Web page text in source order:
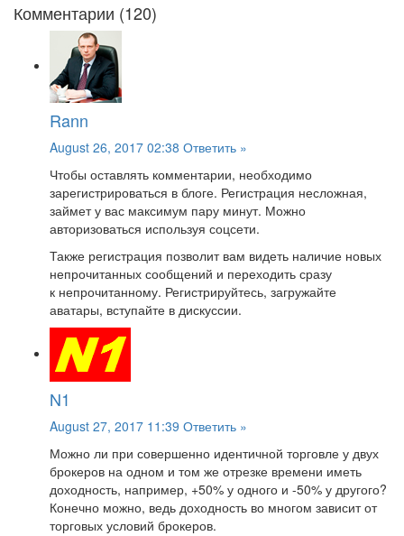
Комментарии (120)
Rann
August 26, 2017 02:38 Ответить »
Чтобы оставлять комментарии, необходимо
зарегистрироваться в блоге. Регистрация несложная,
займет у вас максимум пару минут. Можно
авторизоваться используя соцсети.
Также регистрация позволит вам видеть наличие новых
непрочитанных сообщений и переходить сразу
к непрочитанному. Регистрируйтесь, загружайте
аватары, вступайте в дискуссии.
N1
August 27, 2017 11:39 Ответить »
Можно ли при совершенно идентичной торговле у двух
брокеров на одном и том же отрезке времени иметь
доходность, например, +50% у одного и -50% у другого?
Конечно можно, ведь доходность во многом зависит от
торговых условий брокеров.